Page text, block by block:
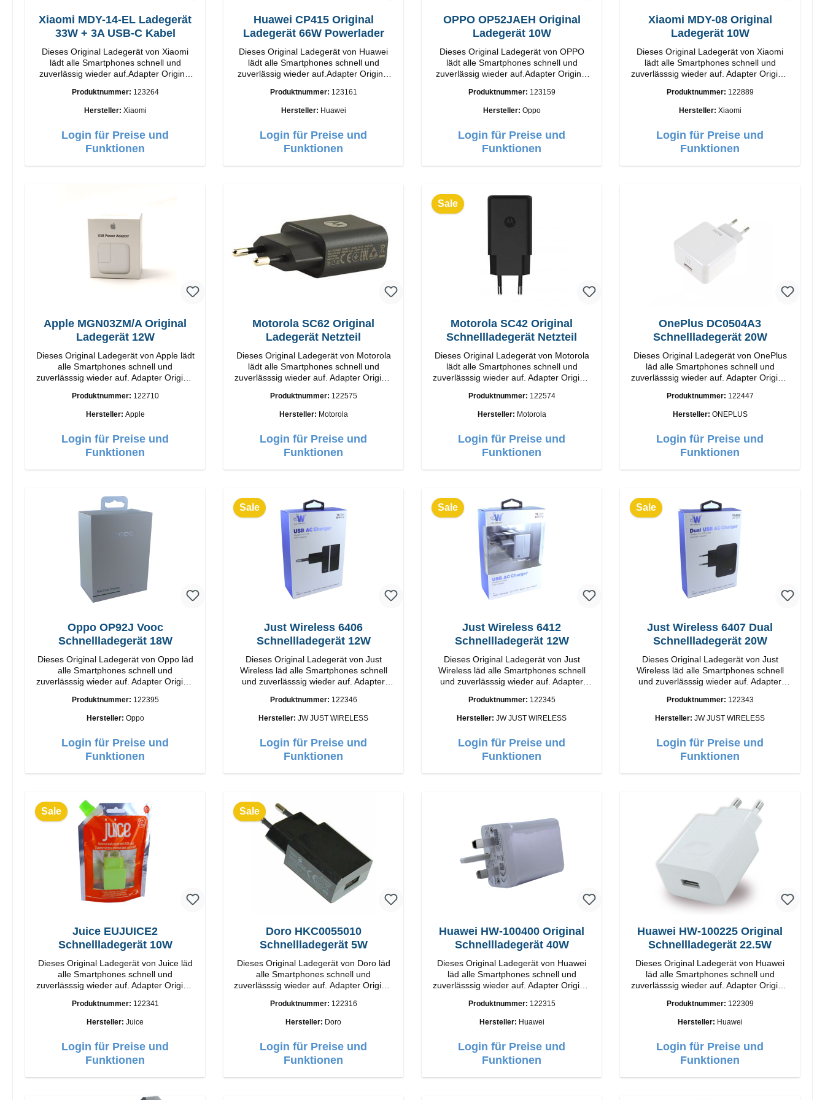
Xiaomi MDY-14-EL Ladegerät
33W + 3A USB-C Kabel
Dieses Original Ladegerät von Xiaomi
lädt alle Smartphones schnell und
zuverlässig wieder auf.Adapter Original
Anschlüsse: USB-A Output: 33W Farbe:
Produktnummer: 123264
Hersteller: Xiaomi
Login für Preise und
Funktionen
Huawei CP415 Original
Ladegerät 66W Powerlader
Dieses Original Ladegerät von Huawei
lädt alle Smartphones schnell und
zuverlässig wieder auf.Adapter Original
Anschlüsse: USB-C Output: 66W Farbe:
Weiss
Produktnummer: 123161
Hersteller: Huawei
Login für Preise und
Funktionen
OPPO OP52JAEH Original
Ladegerät 10W
Dieses Original Ladegerät von OPPO
lädt alle Smartphones schnell und
zuverlässig wieder auf.Adapter Original
Anschlüsse: USB-A Output: 10W Farbe:
Weiss
Produktnummer: 123159
Hersteller: Oppo
Login für Preise und
Funktionen
Xiaomi MDY-08 Original
Ladegerät 10W
Dieses Original Ladegerät von Xiaomi
lädt alle Smartphones schnell und
zuverlässsig wieder auf. Adapter Original
Anschlüsse: USB-A Output: 10W Farbe:
Weiß
Produktnummer: 122889
Hersteller: Xiaomi
Login für Preise und
Funktionen
Apple MGN03ZM/A Original
Ladegerät 12W
Dieses Original Ladegerät von Apple lädt
alle Smartphones schnell und
zuverlässsig wieder auf. Adapter Original
Anschlüsse: USB-A Output: 12W Farbe:
Weiß
Produktnummer: 122710
Hersteller: Apple
Login für Preise und
Funktionen
Motorola SC62 Original
Ladegerät Netzteil
Dieses Original Ladegerät von Motorola
lädt alle Smartphones schnell und
zuverlässsig wieder auf. Adapter Original
Anschlüsse: USB-A Output: 5W Farbe:
Schwarz
Produktnummer: 122575
Hersteller: Motorola
Login für Preise und
Funktionen
Sale
Motorola SC42 Original
Schnellladegerät Netzteil
Dieses Original Ladegerät von Motorola
lädt alle Smartphones schnell und
zuverlässsig wieder auf. Adapter Original
Anschlüsse: USB-A Output: 10W Farbe:
Schwarz
Produktnummer: 122574
Hersteller: Motorola
Login für Preise und
Funktionen
OnePlus DC0504A3
Schnellladegerät 20W
Dieses Original Ladegerät von OnePlus
läd alle Smartphones schnell und
zuverlässsig wieder auf. Adapter Original
Anschlüsse: USB-A Output: 20W Farbe:
Weiss
Produktnummer: 122447
Hersteller: ONEPLUS
Login für Preise und
Funktionen
Oppo OP92J Vooc
Schnellladegerät 18W
Dieses Original Ladegerät von Oppo läd
alle Smartphones schnell und
zuverlässsig wieder auf. Adapter Original
Anschlüsse: USB-A Output: 18W Farbe:
Weiss
Produktnummer: 122395
Hersteller: Oppo
Login für Preise und
Funktionen
Sale
Just Wireless 6406
Schnellladegerät 12W
Dieses Original Ladegerät von Just
Wireless läd alle Smartphones schnell
und zuverlässsig wieder auf. Adapter
Verarbeitung Anschlüsse: USB-A Output:
12W Farbe: Schwarz
Produktnummer: 122346
Hersteller: JW JUST WIRELESS
Login für Preise und
Funktionen
Sale
Just Wireless 6412
Schnellladegerät 12W
Dieses Original Ladegerät von Just
Wireless läd alle Smartphones schnell
und zuverlässsig wieder auf. Adapter
Verarbeitung Anschlüsse: USB-A Output:
12W Farbe: Grau
Produktnummer: 122345
Hersteller: JW JUST WIRELESS
Login für Preise und
Funktionen
Sale
Just Wireless 6407 Dual
Schnellladegerät 20W
Dieses Original Ladegerät von Just
Wireless läd alle Smartphones schnell
und zuverlässsig wieder auf. Adapter
Verarbeitung Anschlüsse: USB-A Output:
20W Farbe: Schwarz
Produktnummer: 122343
Hersteller: JW JUST WIRELESS
Login für Preise und
Funktionen
Sale
Juice EUJUICE2
Schnellladegerät 10W
Dieses Original Ladegerät von Juice läd
alle Smartphones schnell und
zuverlässsig wieder auf. Adapter Original
Anschlüsse: USB-A Output: 10W Farbe:
Grün
Produktnummer: 122341
Hersteller: Juice
Login für Preise und
Funktionen
Sale
Doro HKC0055010
Schnellladegerät 5W
Dieses Original Ladegerät von Doro läd
alle Smartphones schnell und
zuverlässsig wieder auf. Adapter Original
Anschlüsse: USB-A Output: 5W Farbe:
Schwarz
Produktnummer: 122316
Hersteller: Doro
Login für Preise und
Funktionen
Huawei HW-100400 Original
Schnellladegerät 40W
Dieses Original Ladegerät von Huawei
läd alle Smartphones schnell und
zuverlässsig wieder auf. Adapter Original
Anschlüsse: USB-A Output: 40W Farbe:
Weiss
Produktnummer: 122315
Hersteller: Huawei
Login für Preise und
Funktionen
Huawei HW-100225 Original
Schnellladegerät 22.5W
Dieses Original Ladegerät von Huawei
läd alle Smartphones schnell und
zuverlässsig wieder auf. Adapter Original
Anschlüsse: USB-A Output: 22.5W
Farbe: Weiss
Produktnummer: 122309
Hersteller: Huawei
Login für Preise und
Funktionen